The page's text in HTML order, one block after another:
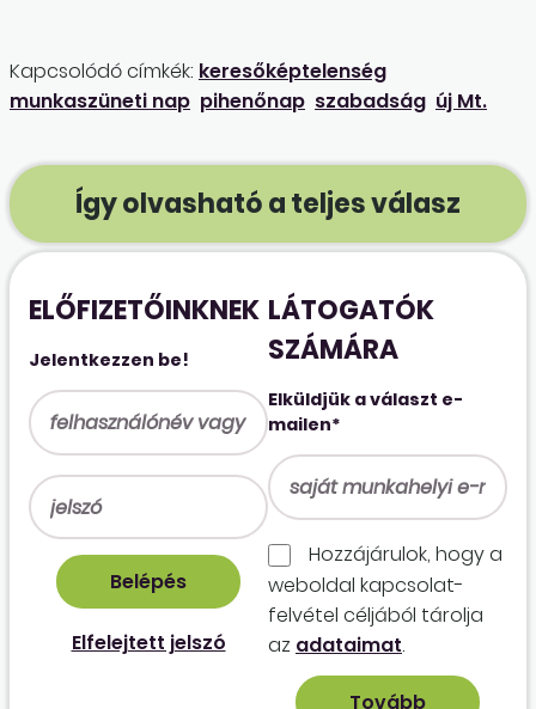
Kapcsolódó címkék: keresőképtelenség
munkaszüneti nap pihenőnap szabadság új Mt.
Így olvasható a teljes válasz
ELŐFIZETŐINKNEK
Jelentkezzen be!
Elfelejtett jelszó
LÁTOGATÓK
SZÁMÁRA
Elküldjük a választ e-
mailen*
Hozzájárulok, hogy a
weboldal kapcso­lat­
felvétel céljából tárolja
az adataimat.